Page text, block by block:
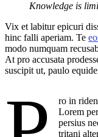
Knowledge is
Vix et labitur epicuri
hinc falli aperiam. Te
modo numquam
At pro accusata
suscipit ut, paulo
ro in
Lorem
persius
tritani